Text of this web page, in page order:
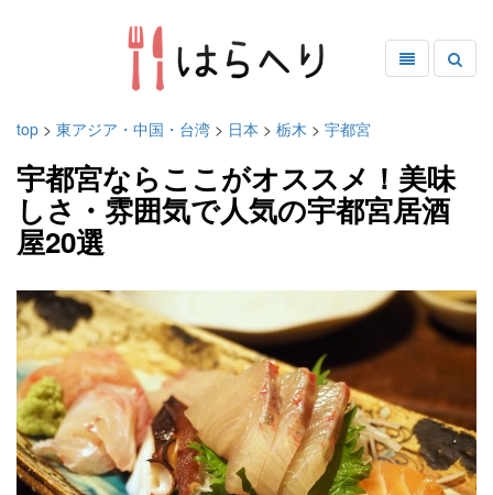
top > 東アジア・中国・台湾 > 日本 > 栃木 > 宇都宮
宇都宮ならここがオススメ！美味
しさ・雰囲気で人気の宇都宮居酒
屋20選